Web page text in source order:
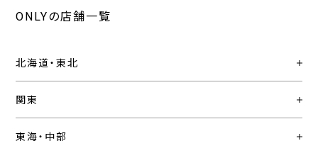
ONLYの店舗一覧
北海道・東北
関東
東海・中部